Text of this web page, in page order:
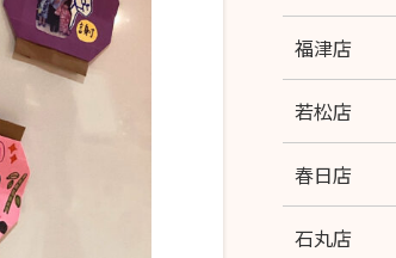
熊本北店
九品寺店
熊本中央店
はません店
福津店
若松店
春日店
石丸店